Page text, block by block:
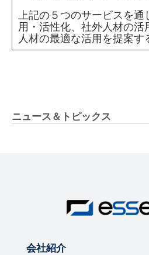
上記の５つのサービスを
用・活性化、社外人材の活
人材の最適な活用を提案す
ニュース＆トピックス
会社紹介